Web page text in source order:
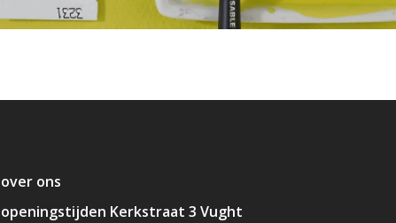
over ons
openingstijden Kerkstraat 3 Vught